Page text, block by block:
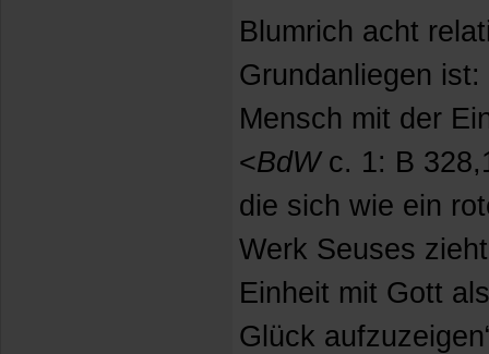
Blumrich acht
Grundanliegen ist:
Mensch mit der
<BdWc. 1: B
die sich wie ein
Werk Seuses
Einheit mit Gott
Glück